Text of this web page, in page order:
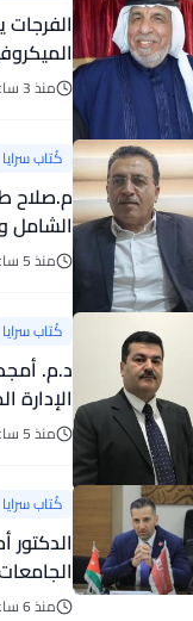
الميديا
منذ 3 ساعات
كُتاب سرايا
م.صلاح
الشامل
منذ 5 ساعات
كُتاب سرايا
د.م.
الإدارة
نناقش
منذ 5 ساعات
كُتاب سرايا
الدكتور
الإنسان
منذ 6 ساعات